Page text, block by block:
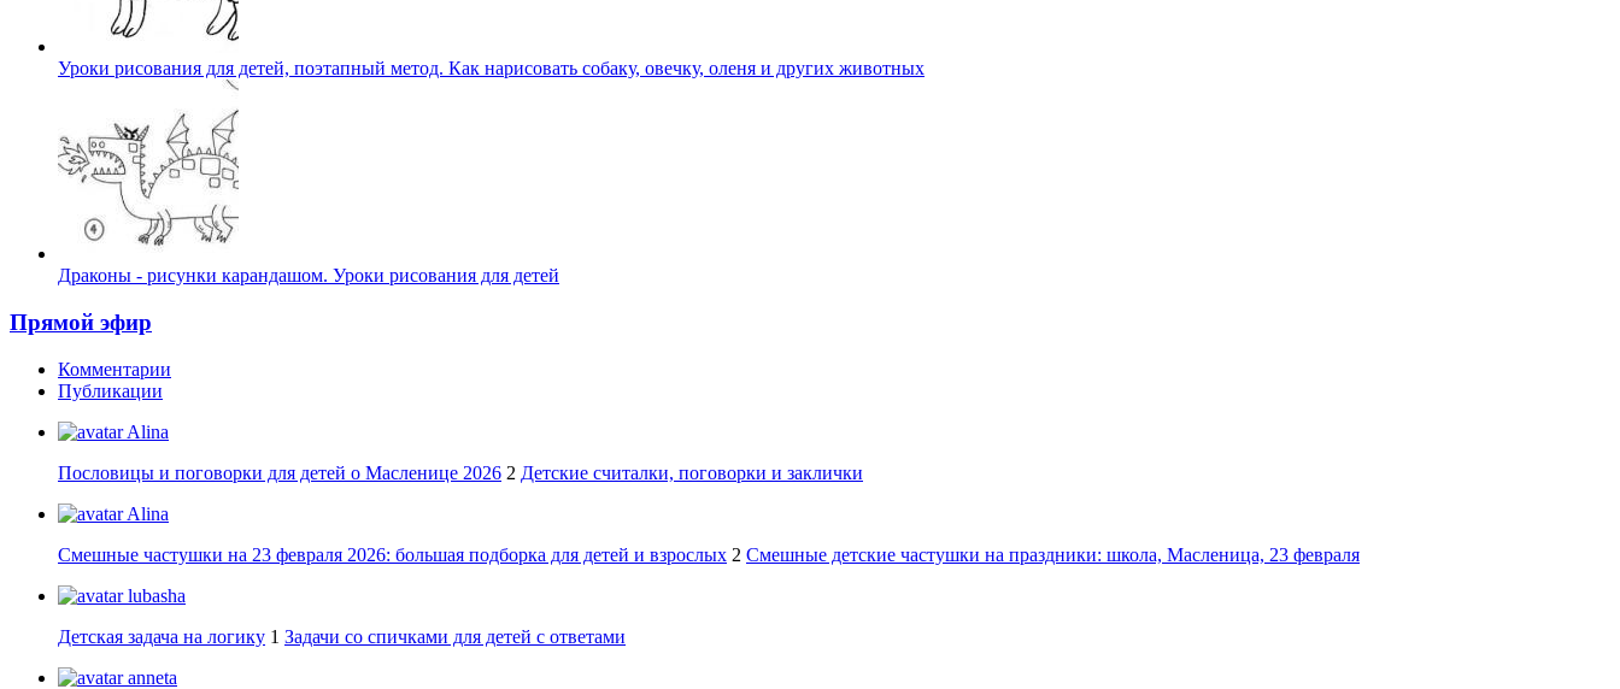
Уроки рисования для детей, поэтапный метод. Как нарисовать собаку, овечку, оленя и других животных
Драконы - рисунки карандашом. Уроки рисования для детей
Прямой эфир
Комментарии
Публикации
Alina
Пословицы и поговорки для детей о Масленице 2026 2 Детские считалки, поговорки и заклички
Alina
Смешные частушки на 23 февраля 2026: большая подборка для детей и взрослых 2 Смешные детские частушки на праздники: школа, Масленица, 23 февраля
lubasha
Детская задача на логику 1 Задачи со спичками для детей с ответами
anneta